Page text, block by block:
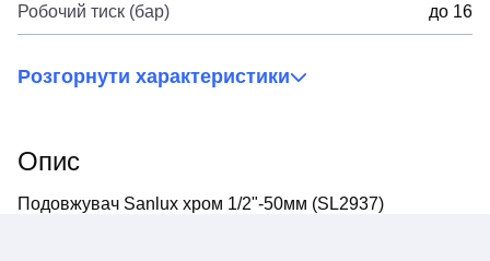
Робочий тиск (бар) до 16
Розгорнути характеристики
Опис
Подовжувач Sanlux хром 1/2"-50мм (SL2937)